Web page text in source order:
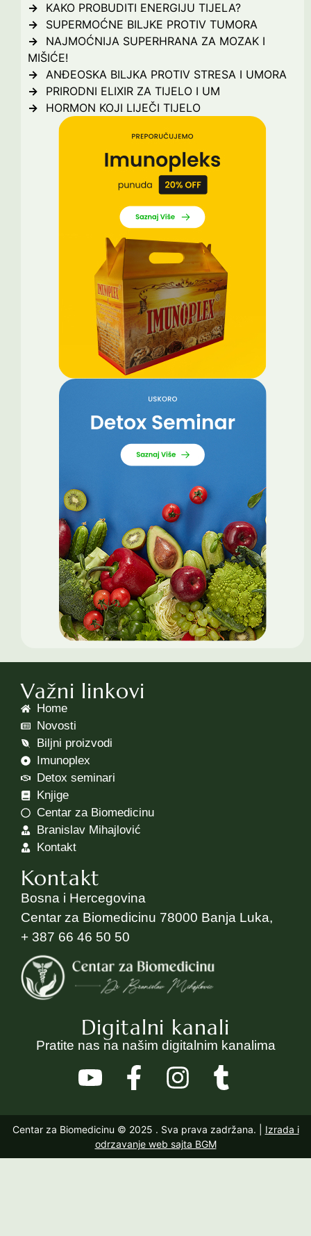
KAKO PROBUDITI ENERGIJU TIJELA?
SUPERMOĆNE BILJKE PROTIV TUMORA
NAJMOĆNIJA SUPERHRANA ZA MOZAK I
MIŠIĆE!
ANĐEOSKA BILJKA PROTIV STRESA I UMORA
PRIRODNI ELIXIR ZA TIJELO I UM
HORMON KOJI LIJEČI TIJELO
Važni linkovi
Home
Novosti
Biljni proizvodi
Imunoplex
Detox seminari
Knjige
Centar za Biomedicinu
Branislav Mihajlović
Kontakt
Kontakt
Bosna i Hercegovina
Centar za Biomedicinu 78000 Banja Luka,
+ 387 66 46 50 50
Digitalni kanali
Pratite nas na našim digitalnim kanalima
Centar za Biomedicinu © 2025 . Sva prava zadržana. | Izrada i
odrzavanje web sajta BGM